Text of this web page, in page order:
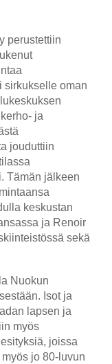
perustettiin
sirkukselle oman
ja
jouduttiin
Tämän jälkeen
keskustan
ja Renoir
sekä
Nuokun
Isot ja
lapsen ja
myös
joissa
jo 80-luvun